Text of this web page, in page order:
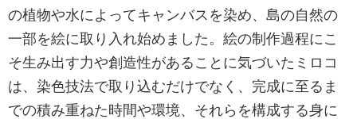
の植物や水によってキャンバスを染め、島の自然の
一部を絵に取り入れ始めました。絵の制作過程にこ
そ生み出す力や創造性があることに気づいたミロコ
は、染色技法で取り込むだけでなく、完成に至るま
での積み重ねた時間や環境、それらを構成する身に